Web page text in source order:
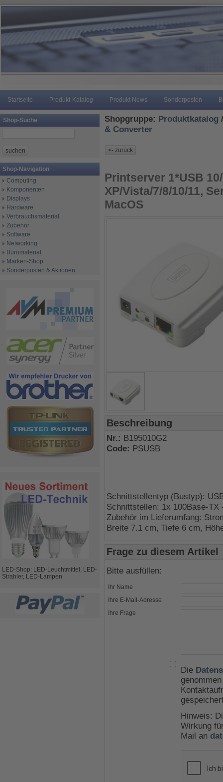
Startseite Produkt-Katalog Produkt News Sonderposten
Shop-Suche
Shop-Navigation
Computing
Komponenten
Displays
Hardware
Verbrauchsmaterial
Zubehör
Software
Networking
Büromaterial
Marken-Shop
Sonderposten & Aktionen
LED-Shop: LED-Leuchtmittel, LED-
Strahler, LED-Lampen
Shopgruppe: Produktkatalog
& Converter
Printserver 1*USB
XP/Vista/7/8/10/11,
MacOS
Beschreibung
Nr.: B195010G2
Code: PSUSB
Schnittstellentyp (Bustyp):
Schnittstellen: 1x 100Base-
Zubehör im Lieferumfang:
Breite 7.1 cm, Tiefe 6 cm,
Frage zu diesem Artikel
Bitte ausfüllen:
Ihr Name
Ihre E-Mail-Adresse
Ihre Frage
Die
Hinweis:
Wirkung
Mail an